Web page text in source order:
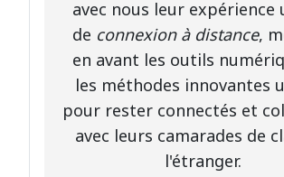
avec nous leur expérience
de connexion à distance,
en avant les outils
les méthodes innovantes
pour rester connectés et
avec leurs camarades de
l'étranger.